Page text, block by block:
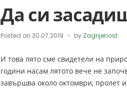
Да си
Posted on 30.07.2019 by Zagrijenost
И това лято сме свидетели на
години насам лятото вече не
завършва около октомври, пролет